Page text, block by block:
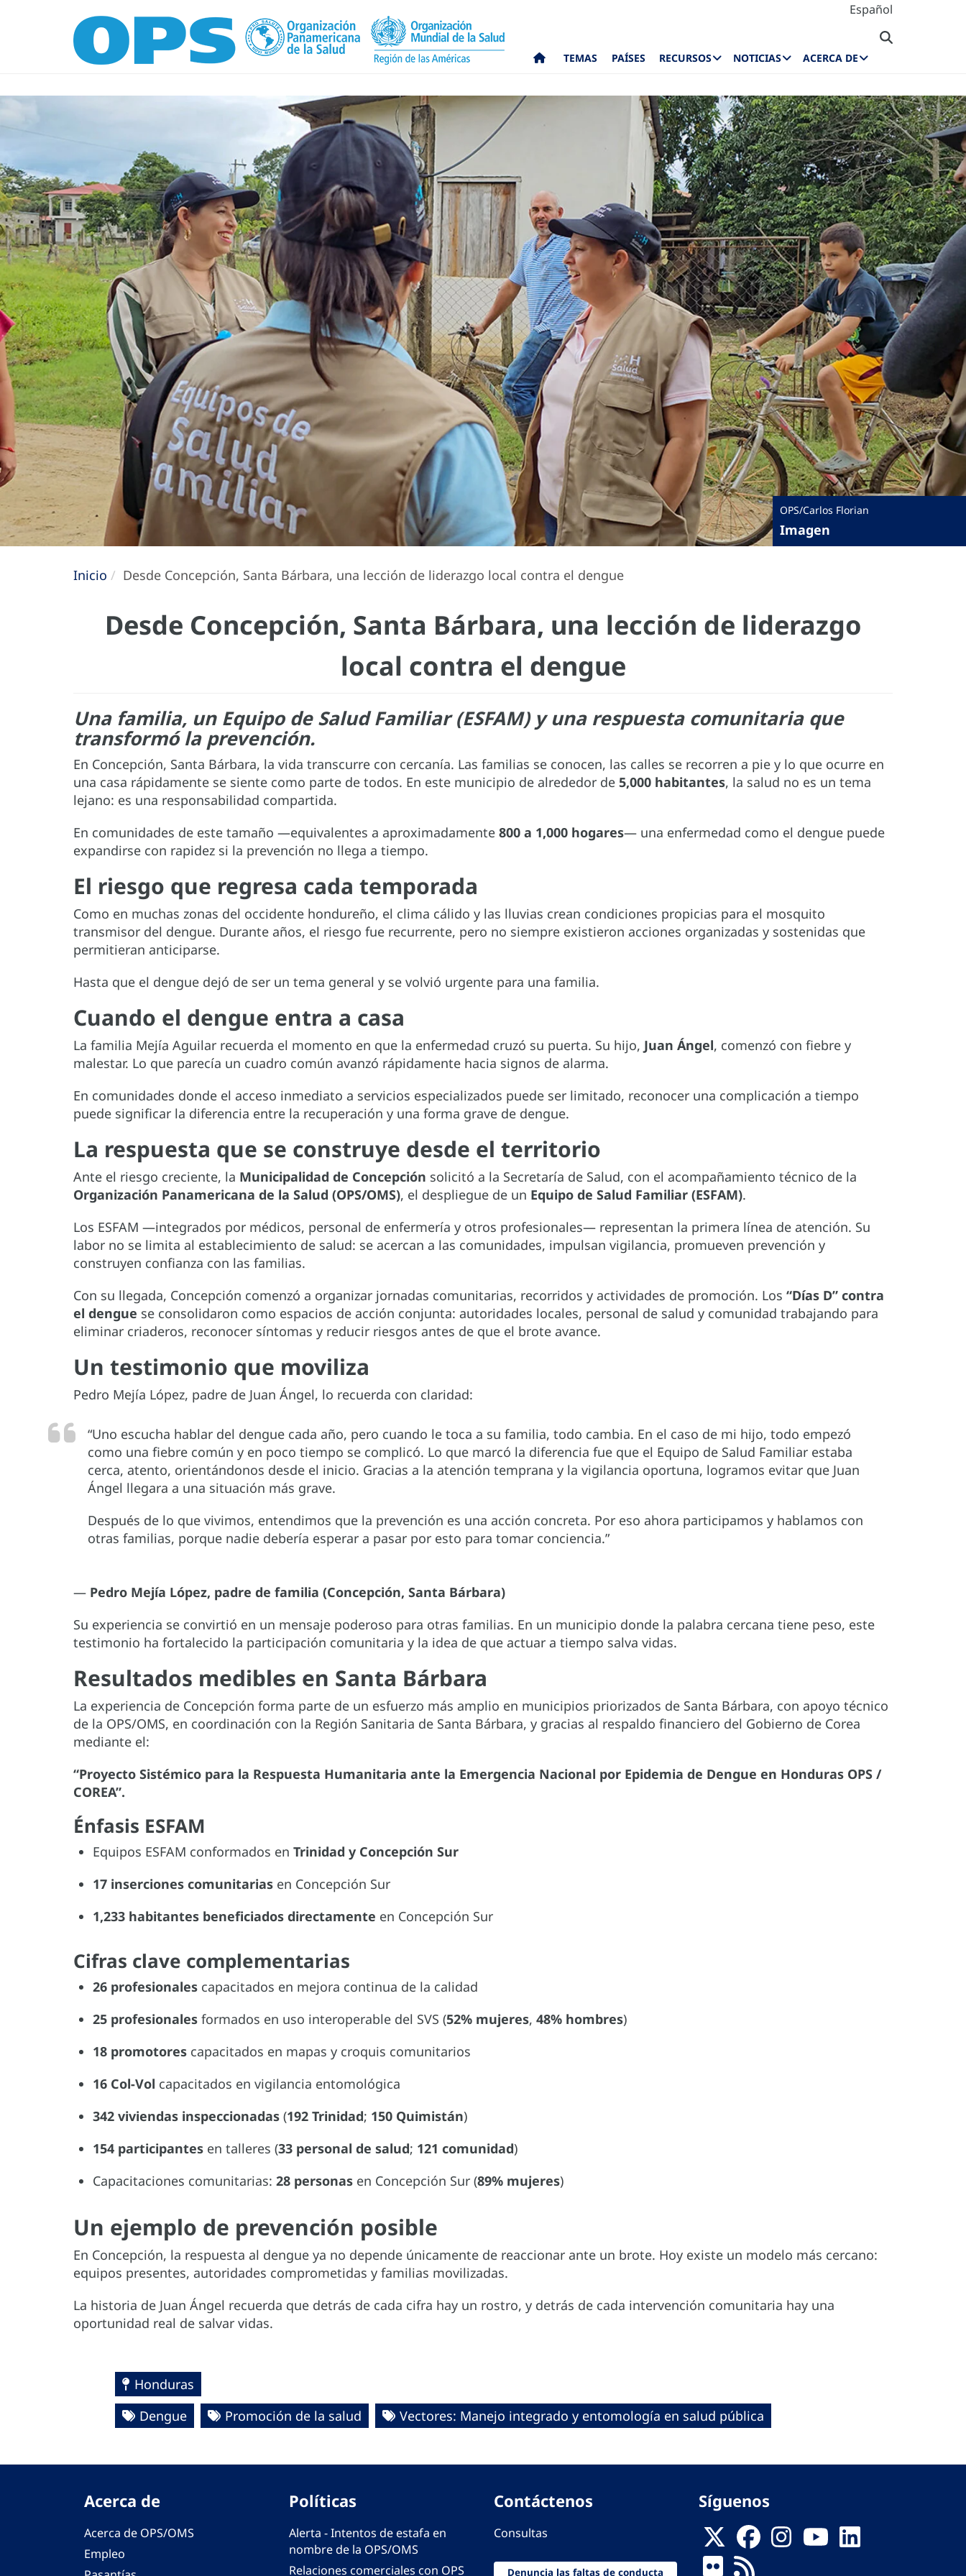
Español
TEMAS PAÍSES RECURSOS NOTICIAS ACERCA DE
OPS/Carlos Florian
Imagen
Inicio Desde Concepción, Santa Bárbara, una lección de liderazgo local contra el dengue
Desde Concepción, Santa Bárbara, una lección de liderazgo
local contra el dengue
Una familia, un Equipo de Salud Familiar (ESFAM) y una respuesta comunitaria que
transformó la prevención.
En Concepción, Santa Bárbara, la vida transcurre con cercanía. Las familias se conocen, las calles se recorren a pie y lo que ocurre en
una casa rápidamente se siente como parte de todos. En este municipio de alrededor de 5,000 habitantes, la salud no es un tema
lejano: es una responsabilidad compartida.
En comunidades de este tamaño —equivalentes a aproximadamente 800 a 1,000 hogares— una enfermedad como el dengue puede
expandirse con rapidez si la prevención no llega a tiempo.
El riesgo que regresa cada temporada
Como en muchas zonas del occidente hondureño, el clima cálido y las lluvias crean condiciones propicias para el mosquito
transmisor del dengue. Durante años, el riesgo fue recurrente, pero no siempre existieron acciones organizadas y sostenidas que
permitieran anticiparse.
Hasta que el dengue dejó de ser un tema general y se volvió urgente para una familia.
Cuando el dengue entra a casa
La familia Mejía Aguilar recuerda el momento en que la enfermedad cruzó su puerta. Su hijo, Juan Ángel, comenzó con fiebre y
malestar. Lo que parecía un cuadro común avanzó rápidamente hacia signos de alarma.
En comunidades donde el acceso inmediato a servicios especializados puede ser limitado, reconocer una complicación a tiempo
puede significar la diferencia entre la recuperación y una forma grave de dengue.
La respuesta que se construye desde el territorio
Ante el riesgo creciente, la Municipalidad de Concepción solicitó a la Secretaría de Salud, con el acompañamiento técnico de la
Organización Panamericana de la Salud (OPS/OMS), el despliegue de un Equipo de Salud Familiar (ESFAM).
Los ESFAM —integrados por médicos, personal de enfermería y otros profesionales— representan la primera línea de atención. Su
labor no se limita al establecimiento de salud: se acercan a las comunidades, impulsan vigilancia, promueven prevención y
construyen confianza con las familias.
Con su llegada, Concepción comenzó a organizar jornadas comunitarias, recorridos y actividades de promoción. Los “Días D” contra
el dengue se consolidaron como espacios de acción conjunta: autoridades locales, personal de salud y comunidad trabajando para
eliminar criaderos, reconocer síntomas y reducir riesgos antes de que el brote avance.
Un testimonio que moviliza
Pedro Mejía López, padre de Juan Ángel, lo recuerda con claridad:
“Uno escucha hablar del dengue cada año, pero cuando le toca a su familia, todo cambia. En el caso de mi hijo, todo empezó
como una fiebre común y en poco tiempo se complicó. Lo que marcó la diferencia fue que el Equipo de Salud Familiar estaba
cerca, atento, orientándonos desde el inicio. Gracias a la atención temprana y la vigilancia oportuna, logramos evitar que Juan
Ángel llegara a una situación más grave.
Después de lo que vivimos, entendimos que la prevención es una acción concreta. Por eso ahora participamos y hablamos con
otras familias, porque nadie debería esperar a pasar por esto para tomar conciencia.”
— Pedro Mejía López, padre de familia (Concepción, Santa Bárbara)
Su experiencia se convirtió en un mensaje poderoso para otras familias. En un municipio donde la palabra cercana tiene peso, este
testimonio ha fortalecido la participación comunitaria y la idea de que actuar a tiempo salva vidas.
Resultados medibles en Santa Bárbara
La experiencia de Concepción forma parte de un esfuerzo más amplio en municipios priorizados de Santa Bárbara, con apoyo técnico
de la OPS/OMS, en coordinación con la Región Sanitaria de Santa Bárbara, y gracias al respaldo financiero del Gobierno de Corea
mediante el:
“Proyecto Sistémico para la Respuesta Humanitaria ante la Emergencia Nacional por Epidemia de Dengue en Honduras OPS /
COREA”.
Énfasis ESFAM
Equipos ESFAM conformados en Trinidad y Concepción Sur
17 inserciones comunitarias en Concepción Sur
1,233 habitantes beneficiados directamente en Concepción Sur
Cifras clave complementarias
26 profesionales capacitados en mejora continua de la calidad
25 profesionales formados en uso interoperable del SVS (52% mujeres, 48% hombres)
18 promotores capacitados en mapas y croquis comunitarios
16 Col-Vol capacitados en vigilancia entomológica
342 viviendas inspeccionadas (192 Trinidad; 150 Quimistán)
154 participantes en talleres (33 personal de salud; 121 comunidad)
Capacitaciones comunitarias: 28 personas en Concepción Sur (89% mujeres)
Un ejemplo de prevención posible
En Concepción, la respuesta al dengue ya no depende únicamente de reaccionar ante un brote. Hoy existe un modelo más cercano:
equipos presentes, autoridades comprometidas y familias movilizadas.
La historia de Juan Ángel recuerda que detrás de cada cifra hay un rostro, y detrás de cada intervención comunitaria hay una
oportunidad real de salvar vidas.
Honduras
Dengue
Promoción de la salud Vectores: Manejo integrado y entomología en salud pública
Acerca de
Acerca de OPS/OMS
Empleo
Políticas
Alerta - Intentos de estafa en
nombre de la OPS/OMS
Relaciones comerciales con OPS
Contáctenos
Consultas
Denuncia las faltas de conducta
Síguenos